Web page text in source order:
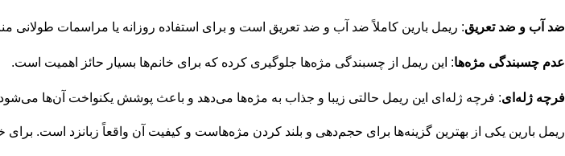
ضد آب و ضد تعریق: ریمل بارین کاملاً ضد آب و ضد تعریق است و برای استفاده روزانه یا مراسمات طولانی
عدم چسبندگی مژه‌ها: این ریمل از چسبندگی مژه‌ها جلوگیری کرده که برای خانم‌ها بسیار حائز اهمیت است.
فرچه ژله‌ای: فرچه ژله‌ای این ریمل حالتی زیبا و جذاب به مژه‌ها می‌دهد و باعث پوشش یکنواخت آن‌ها
ریمل بارین یکی از بهترین گزینه‌ها برای حجم‌دهی و بلند کردن مژه‌هاست و کیفیت آن واقعاً زبانزد است. برای